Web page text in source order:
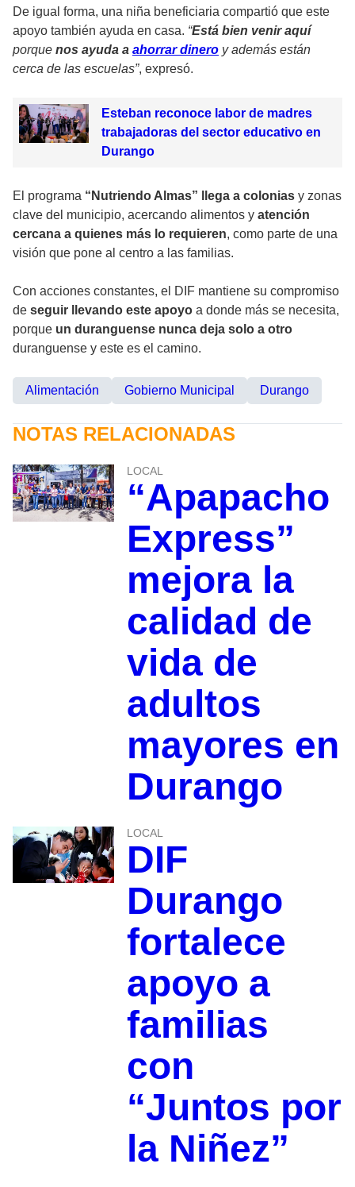
De igual forma, una niña beneficiaria compartió que este
apoyo también ayuda en casa. “Está bien venir aquí
porque nos ayuda a ahorrar dinero y además están
cerca de las escuelas”, expresó.
Esteban reconoce labor de madres
trabajadoras del sector educativo en
Durango
El programa “Nutriendo Almas” llega a colonias y zonas
clave del municipio, acercando alimentos y atención
cercana a quienes más lo requieren, como parte de una
visión que pone al centro a las familias.
Con acciones constantes, el DIF mantiene su compromiso
de seguir llevando este apoyo a donde más se necesita,
porque un duranguense nunca deja solo a otro
duranguense y este es el camino.
Alimentación Gobierno Municipal Durango
NOTAS RELACIONADAS
LOCAL
“Apapacho
Express”
mejora la
calidad de
vida de
adultos
mayores en
Durango
LOCAL
DIF
Durango
fortalece
apoyo a
familias
con
“Juntos por
la Niñez”